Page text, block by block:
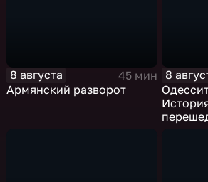
8 августа
45 мин
Армянский разворот
8